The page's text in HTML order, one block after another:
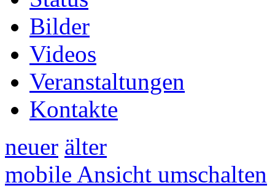
Bilder
Videos
Veranstaltungen
Kontakte
neuer älter
mobile Ansicht umschalten